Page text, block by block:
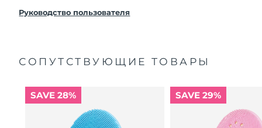
FOREO заменит его бесплатно.
Руководство пользователя
СОПУТСТВУЮЩИЕ ТОВАРЫ
SAVE 28% SAVE 29%